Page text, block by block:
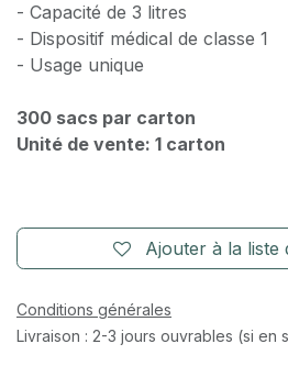
- Capacité de 3 litres
- Dispositif médical de classe 1
- Usage unique
300 sacs par carton
Unité de vente: 1 carton
Ajouter à la liste
Conditions générales
Livraison : 2-3 jours ouvrables (si en